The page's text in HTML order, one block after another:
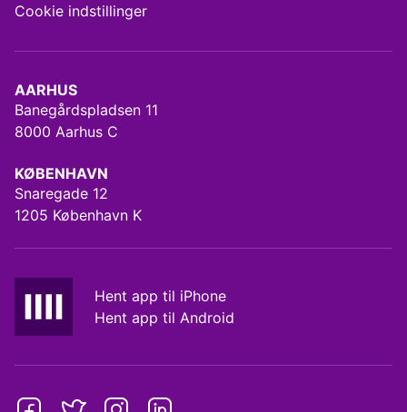
AARHUS
Banegårdspladsen 11
8000 Aarhus C
KØBENHAVN
Snaregade 12
1205 København K
Hent app til iPhone
Hent app til Android
Cookie indstillinger